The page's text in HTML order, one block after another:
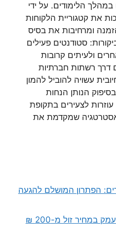
הלימודים. על ידי
את קטגוריית הלקוחות
ומרחיבות את בסיס
סטודנטים פעילים
ולעיתים קרובות
רשתות חברתיות
עשויה להוביל להמון
הנותן הנחות
לצעירים בתקופת
אסטרטגיה שמקדמת את
הפתרון המושלם להגעה
במחיר זול מ-200 ₪